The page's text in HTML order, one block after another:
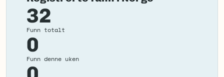
32
Funn totalt
0
Funn denne uken